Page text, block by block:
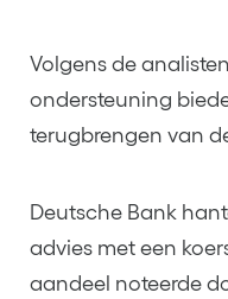
Volgens de
ondersteuning
terugbrengen van
Deutsche Bank
advies met een
aandeel noteerde